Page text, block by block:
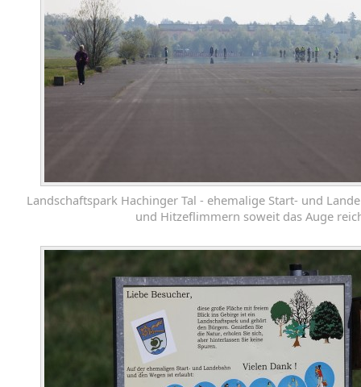
Landschaftspark Hachinger Tal - ehemalige Start- und
und Hitzeflimmern soweit das Auge